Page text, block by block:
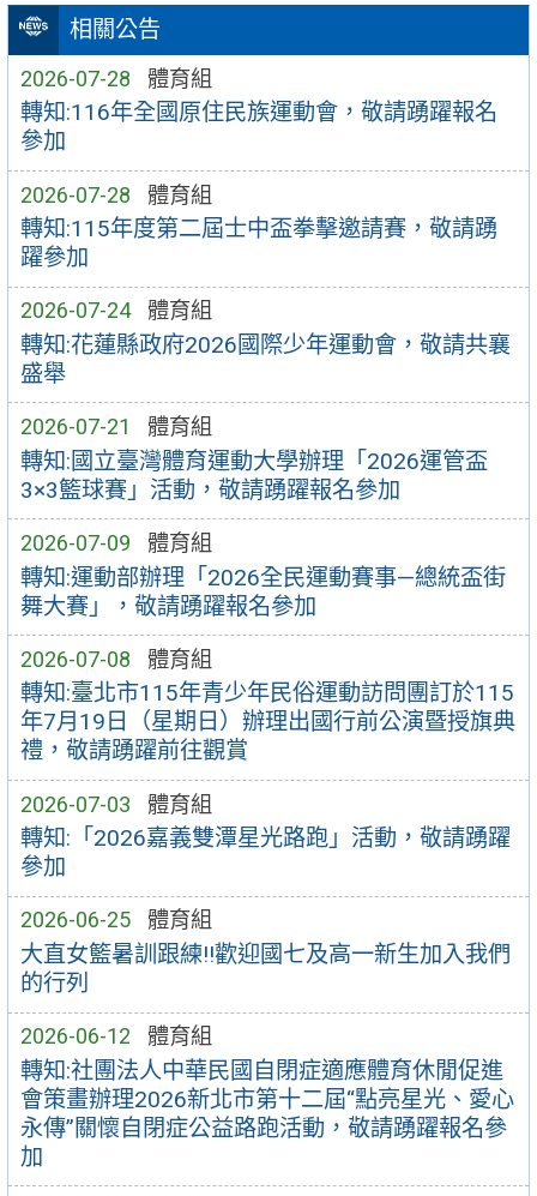
相關公告
2026-07-28 體育組
轉知:116年全國原住民族運動會，敬請踴躍報名
參加
2026-07-28 體育組
轉知:115年度第二屆士中盃拳擊邀請賽，敬請踴
躍參加
2026-07-24 體育組
轉知:花蓮縣政府2026國際少年運動會，敬請共襄
盛舉
2026-07-21 體育組
轉知:國立臺灣體育運動大學辦理「2026運管盃
3×3籃球賽」活動，敬請踴躍報名參加
2026-07-09 體育組
轉知:運動部辦理「2026全民運動賽事—總統盃街
舞大賽」，敬請踴躍報名參加
2026-07-08 體育組
轉知:臺北市115年青少年民俗運動訪問團訂於115
年7月19日（星期日）辦理出國行前公演暨授旗典
禮，敬請踴躍前往觀賞
2026-07-03 體育組
轉知:「2026嘉義雙潭星光路跑」活動，敬請踴躍
參加
2026-06-25 體育組
大直女籃暑訓跟練!!歡迎國七及高一新生加入我們
的行列
2026-06-12 體育組
轉知:社團法人中華民國自閉症適應體育休閒促進
會策畫辦理2026新北市第十二屆“點亮星光、愛心
永傳”關懷自閉症公益路跑活動，敬請踴躍報名參
加